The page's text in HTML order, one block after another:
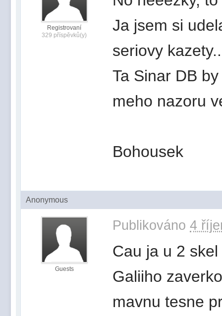
Registrovaní
329 příspěvků(y)
Ja jsem si
seriovy
Ta Sinar DB
meho nazoru
Bohousek
Anonymous
Guests
Publikováno 4
Cau ja u 2
Galiiho
mavnu tesne